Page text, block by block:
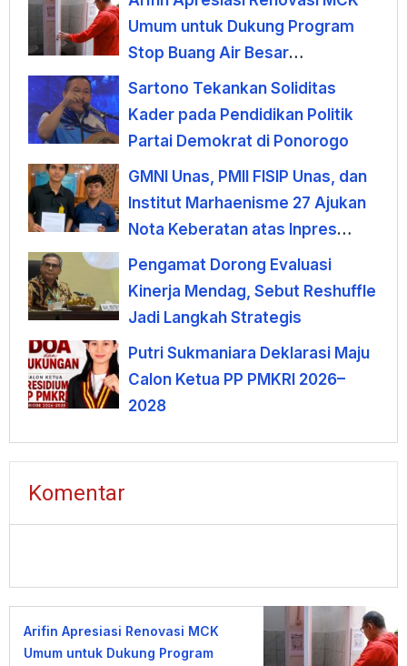
Umum untuk Dukung Program
Stop Buang Air Besar
Sembarangan
Sartono Tekankan Soliditas
Kader pada Pendidikan Politik
Partai Demokrat di Ponorogo
GMNI Unas, PMII FISIP Unas, dan
Institut Marhaenisme 27 Ajukan
Nota Keberatan atas Inpres
KDMP
Pengamat Dorong Evaluasi
Kinerja Mendag, Sebut Reshuffle
Jadi Langkah Strategis
Putri Sukmaniara Deklarasi Maju
Calon Ketua PP PMKRI 2026–
2028
Komentar
Arifin Apresiasi Renovasi MCK
Umum untuk Dukung Program